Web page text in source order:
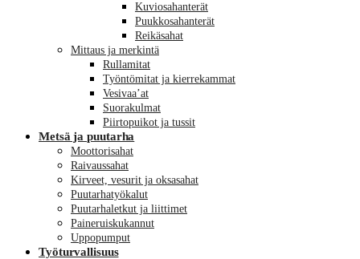
Kuviosahanterät
Puukkosahanterät
Reikäsahat
Mittaus ja merkintä
Rullamitat
Työntömitat ja kierrekammat
Vesivaa’at
Suorakulmat
Piirtopuikot ja tussit
Metsä ja puutarha
Moottorisahat
Raivaussahat
Kirveet, vesurit ja oksasahat
Puutarhatyökalut
Puutarhaletkut ja liittimet
Paineruiskukannut
Uppopumput
Työturvallisuus